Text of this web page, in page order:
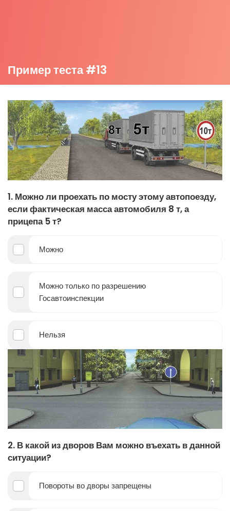
Пример теста #13
1. Можно ли проехать по мосту этому автопоезду,
если фактическая масса автомобиля 8 т, а
прицепа 5 т?
Можно
Можно только по разрешению
Госавтоинспекции
Нельзя
2. В какой из дворов Вам можно въехать в данной
ситуации?
Повороты во дворы запрещены